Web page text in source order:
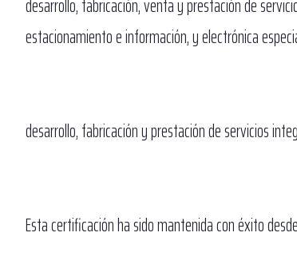
desarrollo, fabricación, venta y prestación de
estacionamiento e información, y electrónica
desarrollo, fabricación y prestación de servicios
Esta certificación ha sido mantenida con éxito